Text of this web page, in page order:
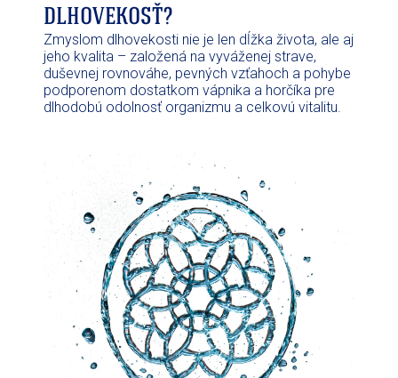
DLHOVEKOSŤ?
Zmyslom dlhovekosti nie je len dĺžka života, ale aj
jeho kvalita – založená na vyváženej strave,
duševnej rovnováhe, pevných vzťahoch a pohybe
podporenom dostatkom vápnika a horčíka pre
dlhodobú odolnosť organizmu a celkovú vitalitu.